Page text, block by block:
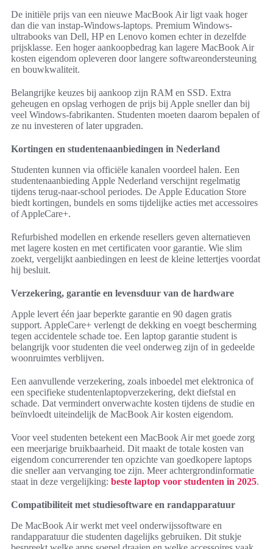
De initiële prijs van een nieuwe MacBook Air ligt vaak hoger
dan die van instap-Windows-laptops. Premium Windows-
ultrabooks van Dell, HP en Lenovo komen echter in dezelfde
prijsklasse. Een hoger aankoopbedrag kan lagere MacBook Air
kosten eigendom opleveren door langere softwareondersteuning
en bouwkwaliteit.
Belangrijke keuzes bij aankoop zijn RAM en SSD. Extra
geheugen en opslag verhogen de prijs bij Apple sneller dan bij
veel Windows-fabrikanten. Studenten moeten daarom bepalen of
ze nu investeren of later upgraden.
Kortingen en studentenaanbiedingen in Nederland
Studenten kunnen via officiële kanalen voordeel halen. Een
studentenaanbieding Apple Nederland verschijnt regelmatig
tijdens terug-naar-school periodes. De Apple Education Store
biedt kortingen, bundels en soms tijdelijke acties met accessoires
of AppleCare+.
Refurbished modellen en erkende resellers geven alternatieven
met lagere kosten en met certificaten voor garantie. Wie slim
zoekt, vergelijkt aanbiedingen en leest de kleine lettertjes voordat
hij besluit.
Verzekering, garantie en levensduur van de hardware
Apple levert één jaar beperkte garantie en 90 dagen gratis
support. AppleCare+ verlengt de dekking en voegt bescherming
tegen accidentele schade toe. Een laptop garantie student is
belangrijk voor studenten die veel onderweg zijn of in gedeelde
woonruimtes verblijven.
Een aanvullende verzekering, zoals inboedel met elektronica of
een specifieke studentenlaptopverzekering, dekt diefstal en
schade. Dat vermindert onverwachte kosten tijdens de studie en
beïnvloedt uiteindelijk de MacBook Air kosten eigendom.
Voor veel studenten betekent een MacBook Air met goede zorg
een meerjarige bruikbaarheid. Dit maakt de totale kosten van
eigendom concurrerender ten opzichte van goedkopere laptops
die sneller aan vervanging toe zijn. Meer achtergrondinformatie
staat in deze vergelijking: beste laptop voor studenten in 2025.
Compatibiliteit met studiesoftware en randapparatuur
De MacBook Air werkt met veel onderwijssoftware en
randapparatuur die studenten dagelijks gebruiken. Dit stukje